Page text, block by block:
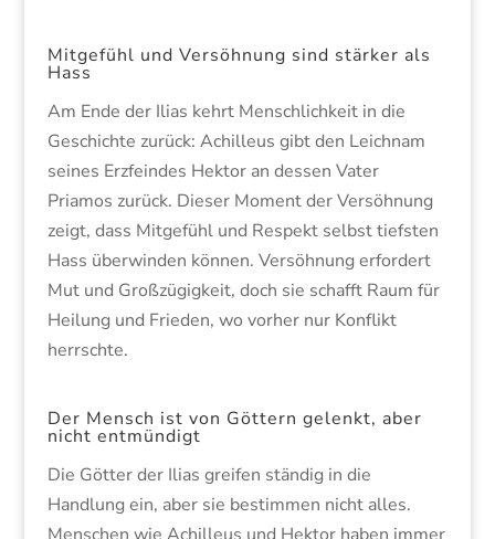
Mitgefühl und Versöhnung sind stärker als
Hass
Am Ende der Ilias kehrt Menschlichkeit in die
Geschichte zurück: Achilleus gibt den Leichnam
seines Erzfeindes Hektor an dessen Vater
Priamos zurück. Dieser Moment der Versöhnung
zeigt, dass Mitgefühl und Respekt selbst tiefsten
Hass überwinden können. Versöhnung erfordert
Mut und Großzügigkeit, doch sie schafft Raum für
Heilung und Frieden, wo vorher nur Konflikt
herrschte.
Der Mensch ist von Göttern gelenkt, aber
nicht entmündigt
Die Götter der Ilias greifen ständig in die
Handlung ein, aber sie bestimmen nicht alles.